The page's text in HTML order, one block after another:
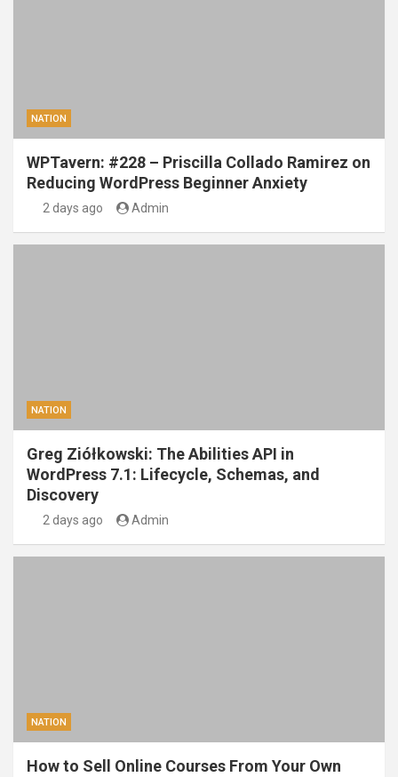
NATION
WPTavern: #228 – Priscilla Collado Ramirez on
Reducing WordPress Beginner Anxiety
2 days ago Admin
NATION
Greg Ziółkowski: The Abilities API in
WordPress 7.1: Lifecycle, Schemas, and
Discovery
2 days ago Admin
NATION
How to Sell Online Courses From Your Own